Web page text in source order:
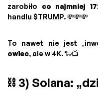
zarobiło co najmniej
handlu $TRUMP. 💸💸💸
To nawet nie jest
owiec, ale w 4K. 🐑📺
⛓️ 3) Solana: